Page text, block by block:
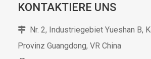
KONTAKTIERE UNS
 Nr. 2, Industriegebiet Yueshan B,
Provinz Guangdong, VR China